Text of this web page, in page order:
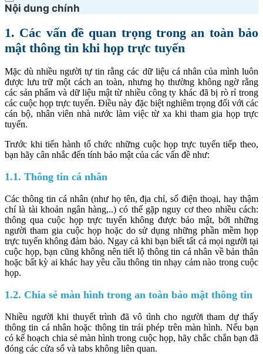
Nội dung chính
1. Các vấn đề quan trọng trong an toàn bảo
mật thông tin khi họp trực tuyến
Mặc dù nhiều người tự tin rằng các dữ liệu cá nhân của mình luôn
được lưu trữ một cách an toàn, nhưng họ thường không ngờ rằng
các sản phẩm và dữ liệu mật từ nhiều công ty khác đã bị rò rỉ trong
các cuộc họp trực tuyến. Điều này đặc biệt nghiêm trọng đối với các
cán bộ, nhân viên nhà nước làm việc từ xa khi tham gia họp trực
tuyến.
Trước khi tiến hành tổ chức những cuộc họp trực tuyến tiếp theo,
bạn hãy cân nhắc đến tính bảo mật của các vấn đề như:
1.1. Thông tin cá nhân
Các thông tin cá nhân (như họ tên, địa chỉ, số điện thoại, hay thậm
chí là tài khoản ngân hàng,..) có thể gặp nguy cơ theo nhiều cách:
thông qua cuộc họp trực tuyến không được bảo mật, bởi những
người tham gia cuộc họp hoặc do sử dụng những phần mềm họp
trực tuyến không đảm bảo. Ngay cả khi bạn biết tất cả mọi người tại
cuộc họp, bạn cũng không nên tiết lộ thông tin cá nhân về bản thân
hoặc bất kỳ ai khác hay yêu cầu thông tin nhạy cảm nào trong cuộc
họp.
1.2. Chia sẻ màn hình trong an toàn bảo mật thông tin
Nhiều người khi thuyết trình đã vô tình cho người tham dự thấy
thông tin cá nhân hoặc thông tin trái phép trên màn hình. Nếu bạn
có kế hoạch chia sẻ màn hình trong cuộc họp, hãy chắc chắn bạn đã
đóng các cửa sổ và tabs không liên quan.